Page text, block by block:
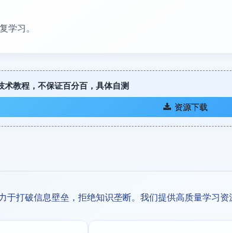
学习。
教程，不保证百分百，具体自测
资源下载
于打破信息壁垒，拒绝知识垄断。我们提供高质量学习资